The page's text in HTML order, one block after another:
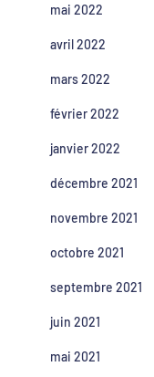
mai 2022
avril 2022
mars 2022
février 2022
janvier 2022
décembre 2021
novembre 2021
octobre 2021
septembre 2021
juin 2021
mai 2021